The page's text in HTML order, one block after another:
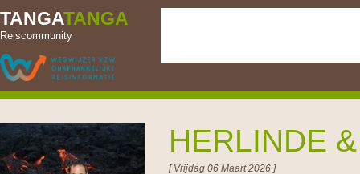
TANGATANGA
Reiscommunity
HERLINDE
[ Vrijdag 06 Maart 2026 ]